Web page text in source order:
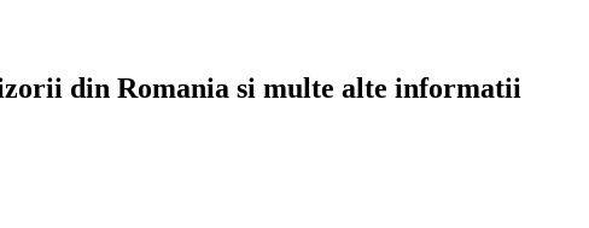
din Romania si multe alte informatii